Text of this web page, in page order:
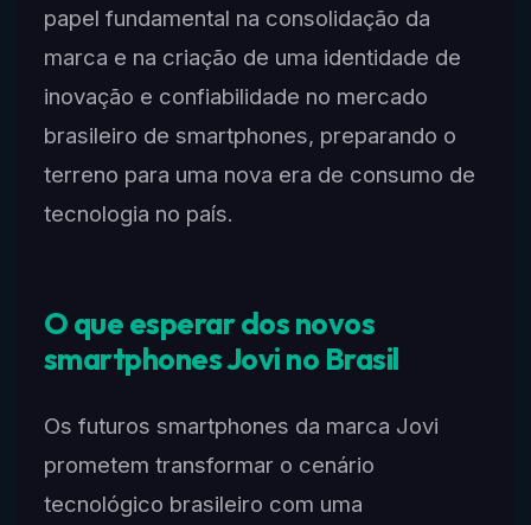
papel fundamental na consolidação da
marca e na criação de uma identidade de
inovação e confiabilidade no mercado
brasileiro de smartphones, preparando o
terreno para uma nova era de consumo de
tecnologia no país.
O que esperar dos novos
smartphones Jovi no Brasil
Os futuros smartphones da marca Jovi
prometem transformar o cenário
tecnológico brasileiro com uma